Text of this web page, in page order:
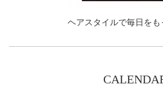
ヘアスタイルで毎日をも